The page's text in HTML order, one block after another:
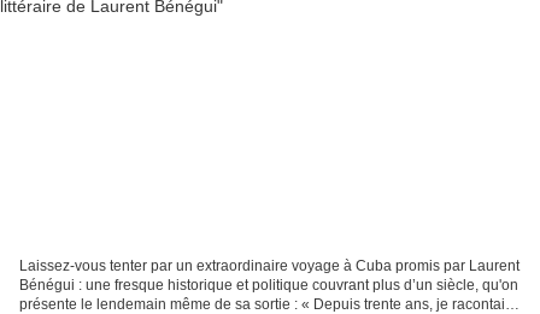
Laissez-vous tenter par un extraordinaire voyage à Cuba promis par Laurent
Bénégui : une fresque historique et politique couvrant plus d’un siècle, qu'on
présente le lendemain même de sa sortie : « Depuis trente ans, je racontais